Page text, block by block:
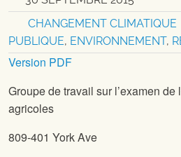
CHANGEMENT CLIMATIQUE
PUBLIQUE, ENVIRONNEMENT,
Version PDF
Groupe de travail sur l’examen
agricoles
809-401 York Ave